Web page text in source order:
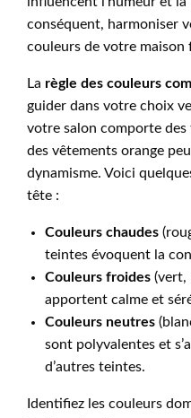
conséquent, harmoniser
couleurs de votre
La règle des couleurs
guider dans votre choix
votre salon comporte
des vêtements orange
dynamisme. Voici
tête :
Couleurs chaudes
teintes évoquent la
Couleurs froides (vert,
apportent calme et
Couleurs neutres
sont polyvalentes et
d’autres teintes.
Identifiez les couleurs